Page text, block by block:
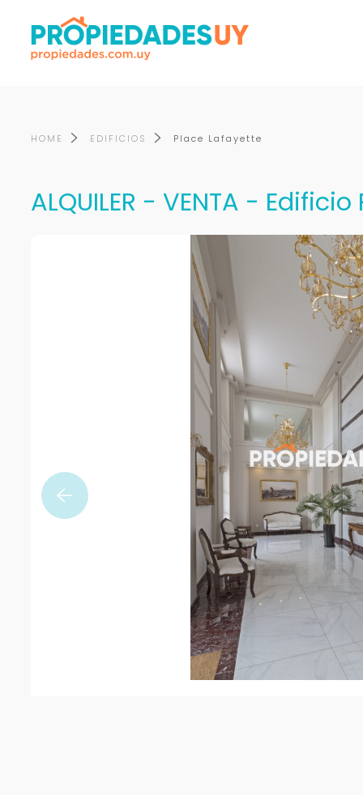
HOME EDIFICIOS Place Lafayette
ALQUILER - VENTA -